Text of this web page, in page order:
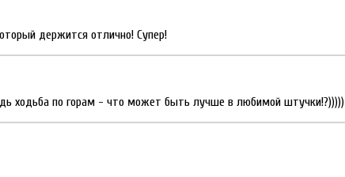
держится отлично! Супер!
ходьба по горам - что может быть лучше в любимой штучки!?)))))